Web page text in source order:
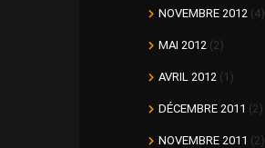
NOVEMBRE 2012 (4)
MAI 2012 (2)
AVRIL 2012 (1)
DÉCEMBRE 2011 (2)
NOVEMBRE 2011 (2)